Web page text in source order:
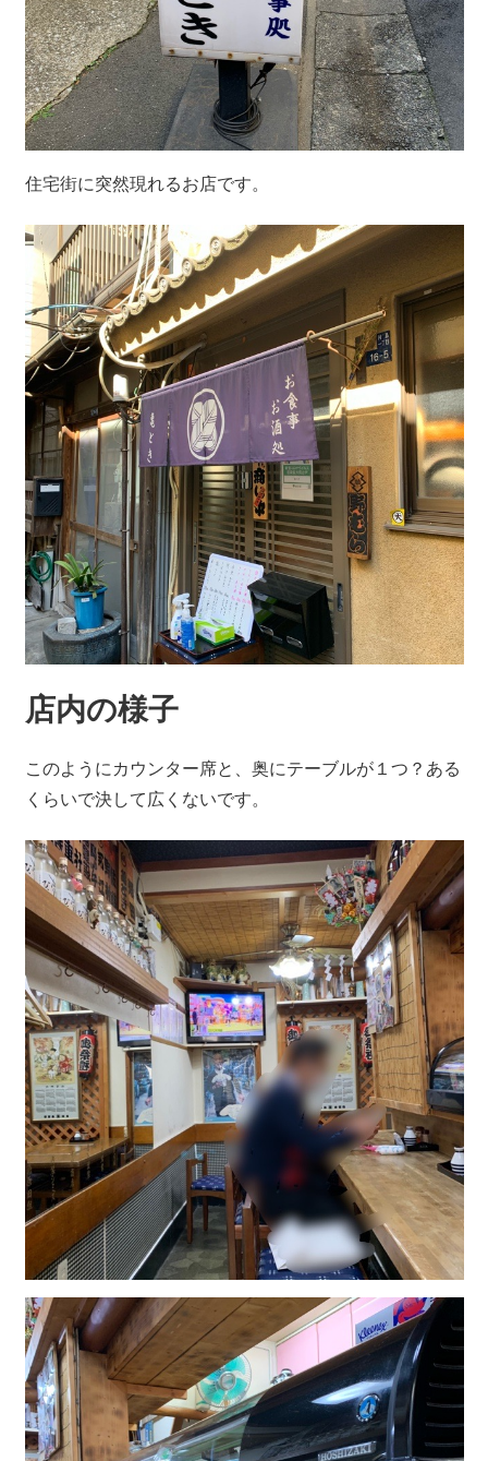
住宅街に突然現れるお店です。
店内の様子
このようにカウンター席と、奥にテーブルが１つ？ある
くらいで決して広くないです。